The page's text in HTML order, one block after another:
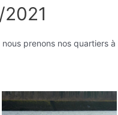
prenons nos quartiers à